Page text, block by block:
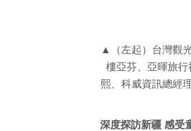
▲（左起）台灣觀
樓亞芬、亞暉旅
熙、科威資訊總經
深度探訪新疆 感受